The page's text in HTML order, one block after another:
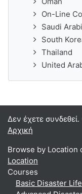
On-Line
Saudi
South
Thailand
United
Δεν έχετε συνδεθεί.
Αρχική
Browse by Location
Location
Courses
Basic Disaster